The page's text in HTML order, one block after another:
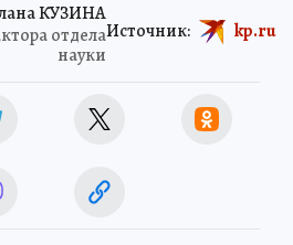
КУЗИНА
отдела
науки
Источник: kp.ru